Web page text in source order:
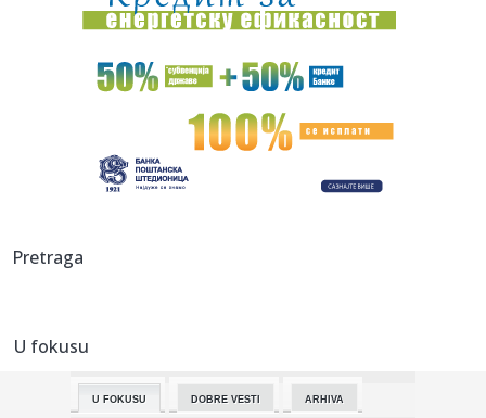
00:31:Alarm zbog virusa Zapadnog Nila! Više od 240 zaraženih,
SZO poz...
00:25:Na prodaju Opel Senator B 3.0i CD koji je za više od 37
godina p...
Na današnji dan, 10. avgust
00:01:On će biti pomoćnik predsednika SAD u Beloj kući
(18): Pr...
23:53:
23:46:
Trabzonu porasli apetiti – Salahu dovode bivšeg saigrača
Pretraga
U fokusu
U FOKUSU DOBRE VESTI ARHIVA